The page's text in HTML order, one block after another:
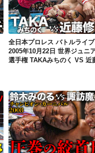
全日本プロレス バトルライ
2005年10月22日 世界ジュニ
選手権 TAKAみちのく VS 近